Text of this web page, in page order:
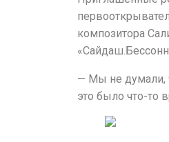
композитора
— Мы не думали,
это было что-то